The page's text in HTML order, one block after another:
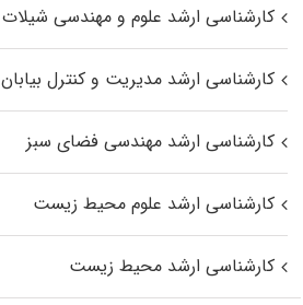
کارشناسی ارشد علوم و مهندسی شیلات
کارشناسی ارشد مدیریت و کنترل بیابان
کارشناسی ارشد مهندسی فضای سبز
کارشناسی ارشد علوم محیط‌ زیست
کارشناسی ارشد محیط زیست